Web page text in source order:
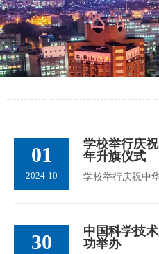
01
2024-10
学校举行庆
年升旗仪式
学校举行庆祝中
30
中国科学技
功举办